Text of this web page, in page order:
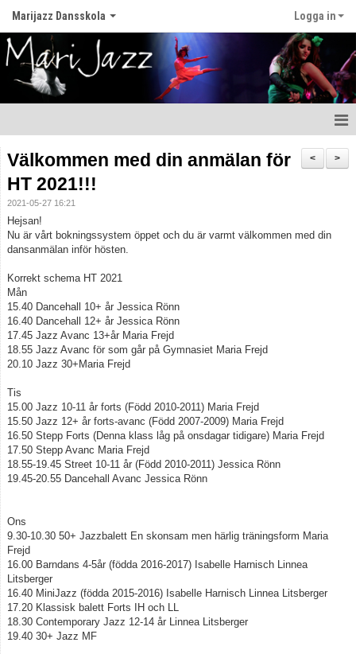
Marijazz Dansskola Logga in
Nyheter
Om vår dansskola
Våra lärare
Våra Dansstilar
Kontakt
Kalender
Gästbok
Bildgalleri
Dokument
Kundalini Yoga
Schema HT 2026
Uppvisning 2026 Palladium
Dansläger 2026
>
<
Välkommen med din anmälan för
HT 2021!!!
2021-05-27 16:21
Hejsan!
Nu är vårt bokningssystem öppet och du är varmt välkommen med din
dansanmälan inför hösten.
Korrekt schema HT 2021
Mån
15.40 Dancehall 10+ år Jessica Rönn
16.40 Dancehall 12+ år Jessica Rönn
17.45 Jazz Avanc 13+år Maria Frejd
18.55 Jazz Avanc för som går på Gymnasiet Maria Frejd
20.10 Jazz 30+Maria Frejd
Tis
15.00 Jazz 10-11 år forts (Född 2010-2011) Maria Frejd
15.50 Jazz 12+ år forts-avanc (Född 2007-2009) Maria Frejd
16.50 Stepp Forts (Denna klass låg på onsdagar tidigare) Maria Frejd
17.50 Stepp Avanc Maria Frejd
18.55-19.45 Street 10-11 år (Född 2010-2011) Jessica Rönn
19.45-20.55 Dancehall Avanc Jessica Rönn
Ons
9.30-10.30 50+ Jazzbalett En skonsam men härlig träningsform Maria
Frejd
16.00 Barndans 4-5år (födda 2016-2017) Isabelle Harnisch Linnea
Litsberger
16.40 MiniJazz (födda 2015-2016) Isabelle Harnisch Linnea Litsberger
17.20 Klassisk balett Forts IH och LL
18.30 Contemporary Jazz 12-14 år Linnea Litsberger
19.40 30+ Jazz MF